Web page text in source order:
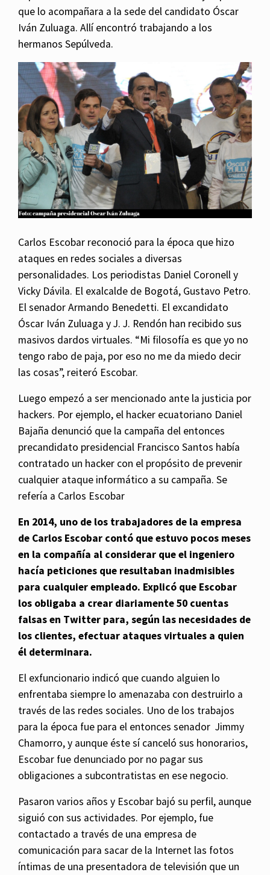
que lo acompañara a la sede del candidato Óscar
Iván Zuluaga. Allí encontró trabajando a los
hermanos Sepúlveda.
Carlos Escobar reconoció para la época que hizo
ataques en redes sociales a diversas
personalidades. Los periodistas Daniel Coronell y
Vicky Dávila. El exalcalde de Bogotá, Gustavo Petro.
El senador Armando Benedetti. El excandidato
Óscar Iván Zuluaga y J. J. Rendón han recibido sus
masivos dardos virtuales. “Mi filosofía es que yo no
tengo rabo de paja, por eso no me da miedo decir
las cosas”, reiteró Escobar.
Luego empezó a ser mencionado ante la justicia por
hackers. Por ejemplo, el hacker ecuatoriano Daniel
Bajaña denunció que la campaña del entonces
precandidato presidencial Francisco Santos había
contratado un hacker con el propósito de prevenir
cualquier ataque informático a su campaña. Se
refería a Carlos Escobar
En 2014, uno de los trabajadores de la empresa
de Carlos Escobar contó que estuvo pocos meses
en la compañía al considerar que el ingeniero
hacía peticiones que resultaban inadmisibles
para cualquier empleado. Explicó que Escobar
los obligaba a crear diariamente 50 cuentas
falsas en Twitter para, según las necesidades de
los clientes, efectuar ataques virtuales a quien
él determinara.
El exfuncionario indicó que cuando alguien lo
enfrentaba siempre lo amenazaba con destruirlo a
través de las redes sociales. Uno de los trabajos
para la época fue para el entonces senador Jimmy
Chamorro, y aunque éste sí canceló sus honorarios,
Escobar fue denunciado por no pagar sus
obligaciones a subcontratistas en ese negocio.
Pasaron varios años y Escobar bajó su perfil, aunque
siguió con sus actividades. Por ejemplo, fue
contactado a través de una empresa de
comunicación para sacar de la Internet las fotos
íntimas de una presentadora de televisión que un